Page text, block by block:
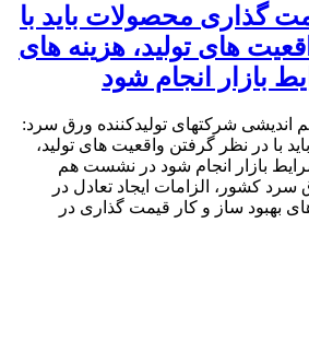
گذاری محصولات باید با
های تولید، هزینه‌ های
بازار انجام شود
شرکتهای تولیدکننده ورق سرد:
با در نظر گرفتن واقعیت‌ های تولید،
بازار انجام شود در نشست هم‌
سرد کشور، الزامات ایجاد تعادل در
بهبود ساز و کار قیمت‌ گذاری در